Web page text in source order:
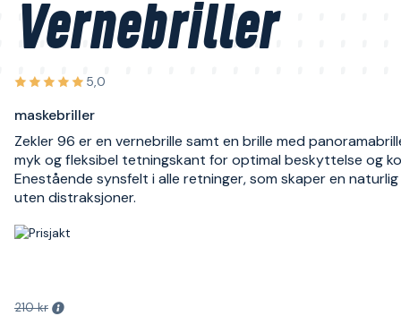
Vernebriller
5,0
maskebriller
Zekler 96 er en vernebrille samt en brille med
myk og fleksibel tetningskant for optimal beskyttelse og
Enestående synsfelt i alle retninger, som skaper en
uten distraksjoner.
210 kr